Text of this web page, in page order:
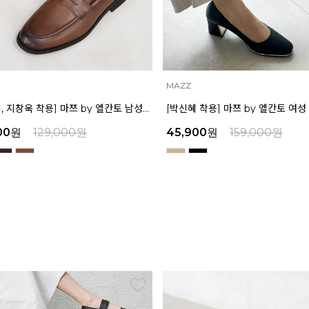
[박신혜 착용] 마쯔 by 엘칸토 여성 스퀘어 쉐입 펌프스 6cm LCWD11M313
원 159,000원
MAZZ
71,400원 189,000원